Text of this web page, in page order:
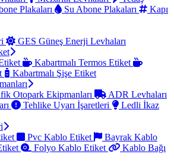
Plakaları Su Abone Plakaları
Kapı
GES Güneş Enerji Levhaları
Kabartmalı Termos Etiket
Kabartmalı Şişe Etiket
Otopark Ekipmanları
ADR Levhaları
Tehlike Uyarı İşaretleri
Ledli İkaz
Pvc Kablo Etiket
Bayrak Kablo
Folyo Kablo Etiket
Kablo Bağı